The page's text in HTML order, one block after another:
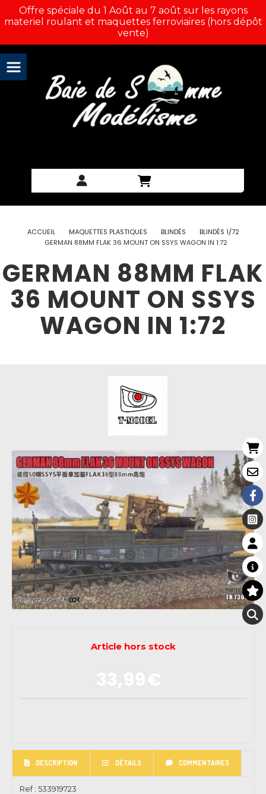
Offre spéciale du 1 Août au 7 août sur les rayons
materiel roulant et maquettes ferroviaires (hors dépôt
vente)
ACCUEIL MAQUETTES PLASTIQUES BLINDÉS
BLINDÉS 1/72
GERMAN 88MM FLAK 36 MOUNT ON SSYS WAGON IN 1:72
GERMAN 88MM FLAK
36 MOUNT ON SSYS
WAGON IN 1:72
Article hors stock
DESCRIPTION DÉTAILS COMMENTAIRES
Ref : 533919723
Panneau de gestion des cookies